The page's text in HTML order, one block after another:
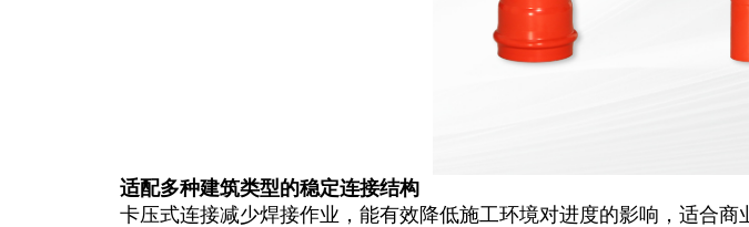
适配多种建筑类型的稳定连接结构
卡压式连接减少焊接作业，能有效降低施工环境对进度的影响，适合